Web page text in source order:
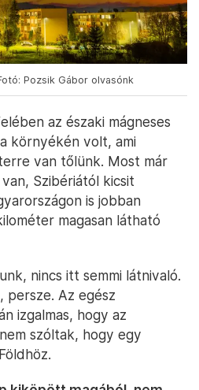
Pozsik Gábor olvasónk
az északi mágneses
környékén volt, ami
van tőlünk. Most már
Szibériától kicsit
is jobban
magasan látható
nincs itt semmi látnivaló.
persze. Az egész
izgalmas, hogy az
szóltak, hogy egy